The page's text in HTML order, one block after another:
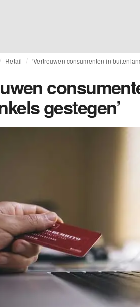
Retail ‘Vertrouwen consumenten in
gestegen’